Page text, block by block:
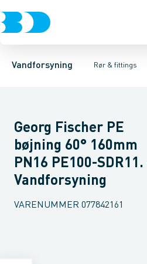
Vandforsyning Rør & fittings
Rør & fittingsKoblinger &
PE rørPE EL fittingsPE fittings
Vinkler 90gr.Vinkler 60gr.Vinkler
Georg Fischer PE
bøjning 60° 160mm
PN16 PE100-SDR11.
Vandforsyning
VARENUMMER 077842161